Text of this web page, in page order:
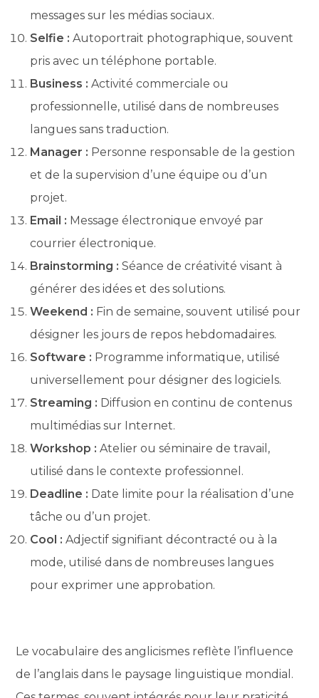
messages sur les médias sociaux.
Selfie : Autoportrait photographique, souvent
pris avec un téléphone portable.
Business : Activité commerciale ou
professionnelle, utilisé dans de nombreuses
langues sans traduction.
Manager : Personne responsable de la gestion
et de la supervision d’une équipe ou d’un
projet.
Email : Message électronique envoyé par
courrier électronique.
Brainstorming : Séance de créativité visant à
générer des idées et des solutions.
Weekend : Fin de semaine, souvent utilisé pour
désigner les jours de repos hebdomadaires.
Software : Programme informatique, utilisé
universellement pour désigner des logiciels.
Streaming : Diffusion en continu de contenus
multimédias sur Internet.
Workshop : Atelier ou séminaire de travail,
utilisé dans le contexte professionnel.
Deadline : Date limite pour la réalisation d’une
tâche ou d’un projet.
Cool : Adjectif signifiant décontracté ou à la
mode, utilisé dans de nombreuses langues
pour exprimer une approbation.
Le vocabulaire des anglicismes reflète l’influence
de l’anglais dans le paysage linguistique mondial.